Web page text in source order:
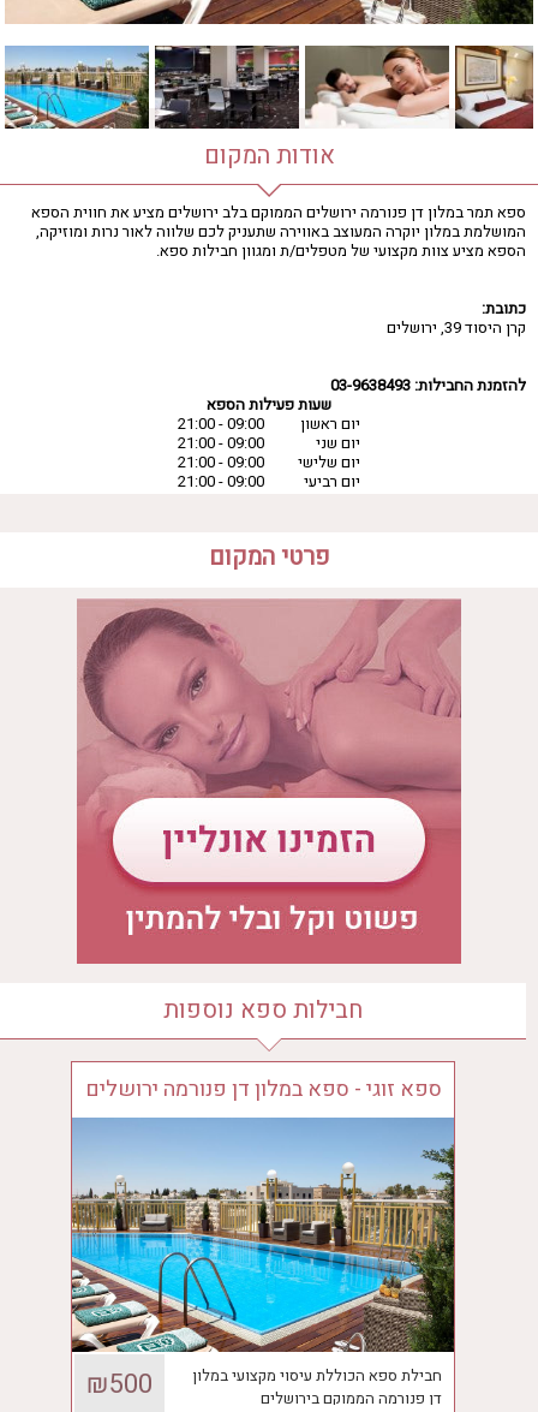
אודות המקום
ספא תמר במלון דן פנורמה ירושלים הממוקם בלב ירושלים מציע את חווית הספא
המושלמת במלון יוקרה המעוצב באווירה שתעניק לכם שלווה לאור נרות ומוזיקה,
הספא מציע צוות מקצועי של מטפלים/ת ומגוון חבילות ספא.
כתובת:
קרן היסוד 39, ירושלים
להזמנת החבילות: 03-9638493
שעות פעילות הספא
יום ראשון
09:00 - 21:00
יום שני
09:00 - 21:00
יום שלישי
09:00 - 21:00
יום רביעי
09:00 - 21:00
פרטי המקום
שעות פעילות הספא
09:00 - 21:00
09:00 - 21:00
יום שלישי
09:00 - 21:00
09:00 - 21:00
08:00 - 16:00
לדף בית הספא
חבילות ספא נוספות
₪500
חבילת ספא הכוללת עיסוי מקצועי במלון
דן פנורמה הממוקם בירושלים
ספא זוגי - ספא במלון דן פנורמה ירושלים